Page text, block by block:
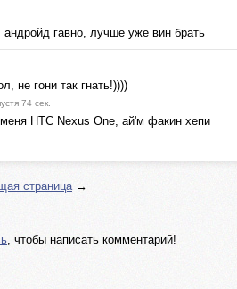
андройд гавно, лучше уже вин брать
не гони так гнать!))))
74 сек.
HTC Nexus One, ай'м факин хепи
страница→
, чтобы написать комментарий!